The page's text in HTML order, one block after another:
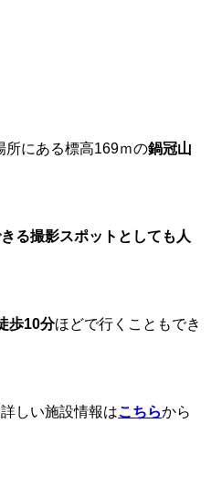
所にある標高169ｍの鍋冠山
る撮影スポットとしても人
歩10分ほどで行くこともでき
しい施設情報はこちらから